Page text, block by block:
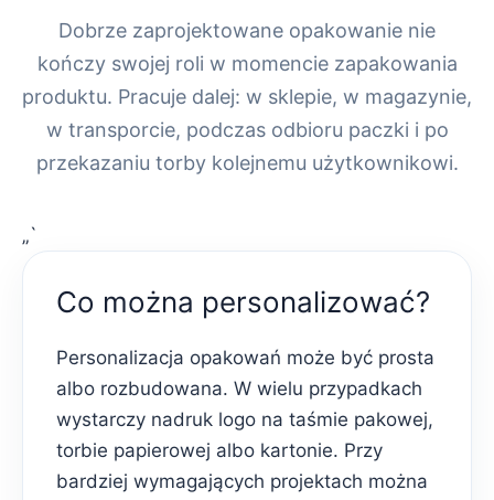
Dobrze zaprojektowane opakowanie nie
kończy swojej roli w momencie zapakowania
produktu. Pracuje dalej: w sklepie, w magazynie,
w transporcie, podczas odbioru paczki i po
przekazaniu torby kolejnemu użytkownikowi.
„`
Co można personalizować?
Personalizacja opakowań może być prosta
albo rozbudowana. W wielu przypadkach
wystarczy nadruk logo na taśmie pakowej,
torbie papierowej albo kartonie. Przy
bardziej wymagających projektach można